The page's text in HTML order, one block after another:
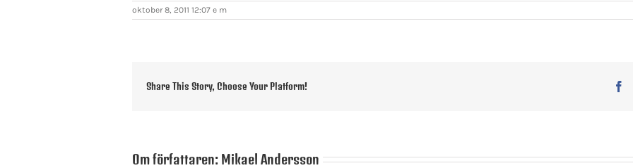
oktober 8, 2011 12:07 e m
Share This Story, Choose Your Platform!
Om författaren: Mikael Andersson